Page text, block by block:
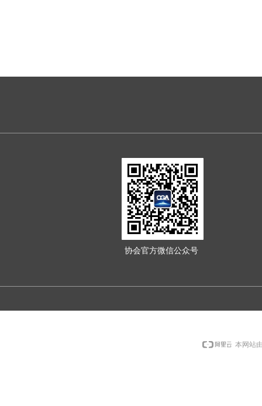
协会官方微信公众号
本网站